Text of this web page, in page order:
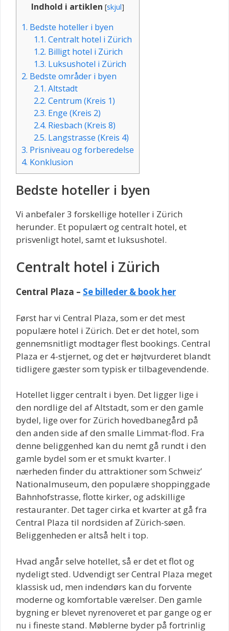
Indhold i artiklen [skjul]
1. Bedste hoteller i byen
1.1. Centralt hotel i Zürich
1.2. Billigt hotel i Zürich
1.3. Luksushotel i Zürich
2. Bedste områder i byen
2.1. Altstadt
2.2. Centrum (Kreis 1)
2.3. Enge (Kreis 2)
2.4. Riesbach (Kreis 8)
2.5. Langstrasse (Kreis 4)
3. Prisniveau og forberedelse
4. Konklusion
Bedste hoteller i byen
Vi anbefaler 3 forskellige hoteller i Zürich
herunder. Et populært og centralt hotel, et
prisvenligt hotel, samt et luksushotel.
Centralt hotel i Zürich
Central Plaza – Se billeder & book her
Først har vi Central Plaza, som er det mest
populære hotel i Zürich. Det er det hotel, som
gennemsnitligt modtager flest bookings. Central
Plaza er 4-stjernet, og det er højtvurderet blandt
tidligere gæster som typisk er tilbagevendende.
Hotellet ligger centralt i byen. Det ligger lige i
den nordlige del af Altstadt, som er den gamle
bydel, lige over for Zürich hovedbanegård på
den anden side af den smalle Limmat-flod. Fra
denne beliggenhed kan du nemt gå rundt i den
gamle bydel som er et smukt kvarter. I
nærheden finder du attraktioner som Schweiz’
Nationalmuseum, den populære shoppinggade
Bahnhofstrasse, flotte kirker, og adskillige
restauranter. Det tager cirka et kvarter at gå fra
Central Plaza til nordsiden af Zürich-søen.
Beliggenheden er altså helt i top.
Hvad angår selve hotellet, så er det et flot og
nydeligt sted. Udvendigt ser Central Plaza meget
klassisk ud, men indendørs kan du forvente
moderne og komfortable værelser. Den gamle
bygning er blevet nyrenoveret et par gange og er
nu i fineste stand. Møblerne byder på fortrinlig